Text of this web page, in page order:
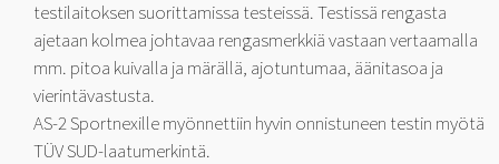
testilaitoksen suorittamissa testeissä. Testissä rengasta
ajetaan kolmea johtavaa rengasmerkkiä vastaan vertaamalla
mm. pitoa kuivalla ja märällä, ajotuntumaa, äänitasoa ja
vierintävastusta.
AS-2 Sportnexille myönnettiin hyvin onnistuneen testin myötä
TÜV SUD-laatumerkintä.